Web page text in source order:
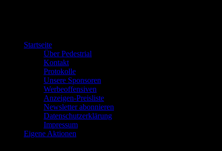
Startseite
Über Pedestrial
Kontakt
Protokolle
Unsere Sponsoren
Werbeoffensiven
Anzeigen-Preisliste
Newsletter abonnieren
Datenschutzerklärung
Impressum
Eigene Aktionen